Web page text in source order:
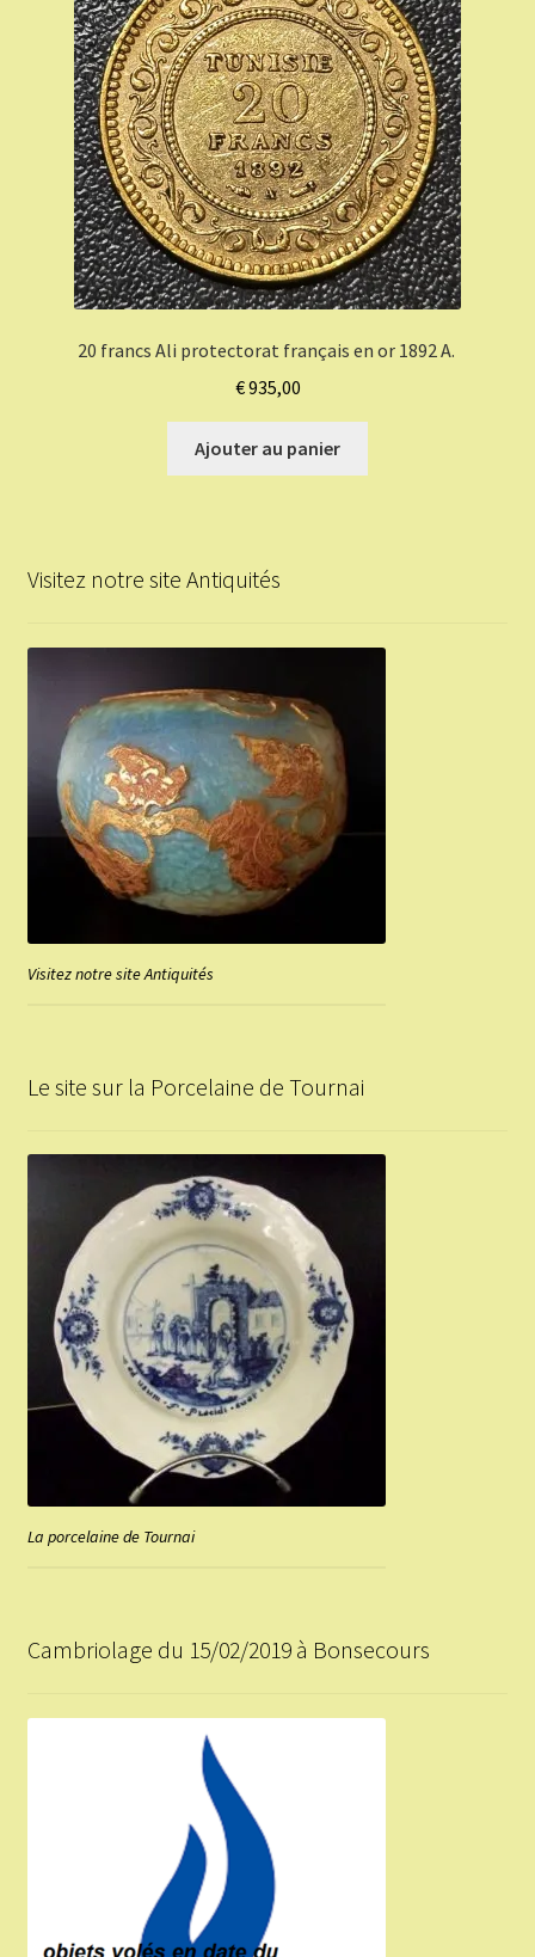
20 francs Ali protectorat français en or 1892 A.
€935,00
Ajouter au panier
Visitez notre site Antiquités
Visitez notre site Antiquités
Le site sur la Porcelaine de Tournai
La porcelaine de Tournai
Cambriolage du 15/02/2019 à Bonsecours